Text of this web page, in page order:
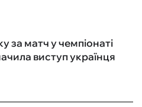
за матч у чемпіонаті
виступ українця